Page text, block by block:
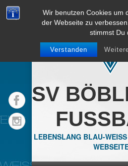
Wir benutzen Cookies um
der Webseite zu
stimmst Du
Verstanden
SV
LEBENSLANG BLAU-